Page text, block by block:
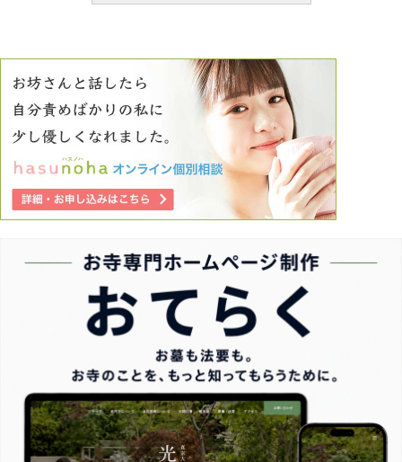
ていけるでしょうか。ご教示いただければ と思います。